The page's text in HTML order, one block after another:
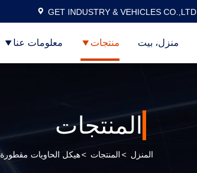
GET INDUSTRY & VEHICLES CO.,LTD
منزل، بيت منتجات معلومات عنا
المنتجات
المنزل >المنتجات >هيكل الحاويات مقطورة